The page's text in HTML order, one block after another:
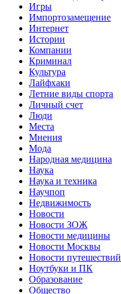
Игры
Импортозамещение
Интернет
Истории
Компании
Криминал
Культура
Лайфхаки
Летние виды спорта
Личный счет
Люди
Места
Мнения
Мода
Народная медицина
Наука
Наука и техника
Научпоп
Недвижимость
Новости
Новости ЗОЖ
Новости медицины
Новости Москвы
Новости путешествий
Ноутбуки и ПК
Образование
Общество